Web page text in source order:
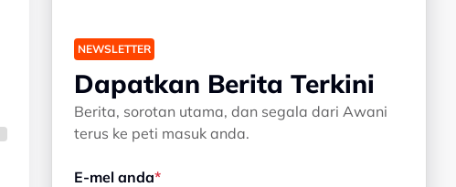
NEWSLETTER
Dapatkan Berita Terkini
Berita, sorotan utama, dan segala dari Awani
terus ke peti masuk anda.
E-mel anda